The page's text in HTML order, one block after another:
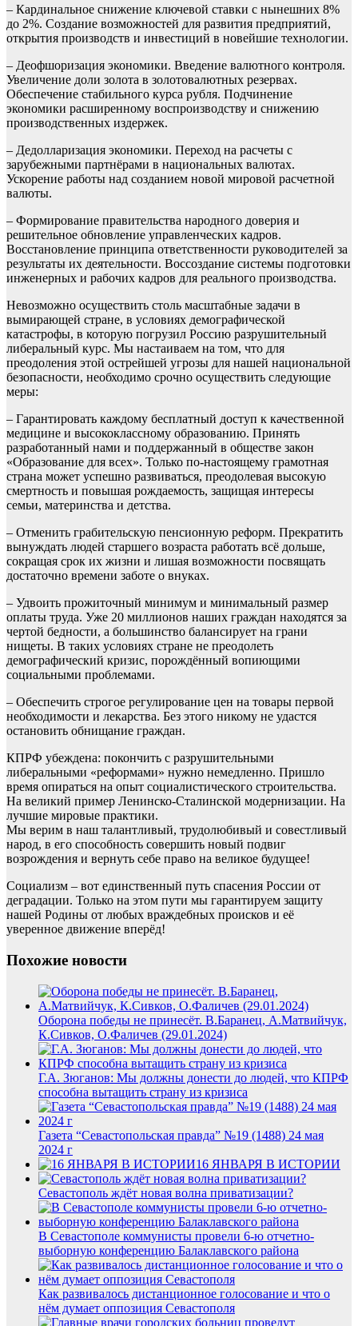
– Кардинальное снижение ключевой ставки с нынешних 8%
до 2%. Создание возможностей для развития предприятий,
открытия производств и инвестиций в новейшие технологии.
– Деофшоризация экономики. Введение валютного контроля.
Увеличение доли золота в золотовалютных резервах.
Обеспечение стабильного курса рубля. Подчинение
экономики расширенному воспроизводству и снижению
производственных издержек.
– Дедолларизация экономики. Переход на расчеты с
зарубежными партнёрами в национальных валютах.
Ускорение работы над созданием новой мировой расчетной
валюты.
– Формирование правительства народного доверия и
решительное обновление управленческих кадров.
Восстановление принципа ответственности руководителей за
результаты их деятельности. Воссоздание системы подготовки
инженерных и рабочих кадров для реального производства.
Невозможно осуществить столь масштабные задачи в
вымирающей стране, в условиях демографической
катастрофы, в которую погрузил Россию разрушительный
либеральный курс. Мы настаиваем на том, что для
преодоления этой острейшей угрозы для нашей национальной
безопасности, необходимо срочно осуществить следующие
меры:
– Гарантировать каждому бесплатный доступ к качественной
медицине и высококлассному образованию. Принять
разработанный нами и поддержанный в обществе закон
«Образование для всех». Только по-настоящему грамотная
страна может успешно развиваться, преодолевая высокую
смертность и повышая рождаемость, защищая интересы
семьи, материнства и детства.
– Отменить грабительскую пенсионную реформ. Прекратить
вынуждать людей старшего возраста работать всё дольше,
сокращая срок их жизни и лишая возможности посвящать
достаточно времени заботе о внуках.
– Удвоить прожиточный минимум и минимальный размер
оплаты труда. Уже 20 миллионов наших граждан находятся за
чертой бедности, а большинство балансирует на грани
нищеты. В таких условиях стране не преодолеть
демографический кризис, порождённый вопиющими
социальными проблемами.
– Обеспечить строгое регулирование цен на товары первой
необходимости и лекарства. Без этого никому не удастся
остановить обнищание граждан.
КПРФ убеждена: покончить с разрушительными
либеральными «реформами» нужно немедленно. Пришло
время опираться на опыт социалистического строительства.
На великий пример Ленинско-Сталинской модернизации. На
лучшие мировые практики.
Мы верим в наш талантливый, трудолюбивый и совестливый
народ, в его способность совершить новый подвиг
возрождения и вернуть себе право на великое будущее!
Социализм – вот единственный путь спасения России от
деградации. Только на этом пути мы гарантируем защиту
нашей Родины от любых враждебных происков и её
уверенное движение вперёд!
Похожие новости
Оборона победы не принесёт. В.Баранец, А.Матвийчук,
К.Сивков, О.Фаличев (29.01.2024)
Г.А. Зюганов: Мы должны донести до людей, что КПРФ
способна вытащить страну из кризиса
Газета “Севастопольская правда” №19 (1488) 24 мая
2024 г
16 ЯНВАРЯ В ИСТОРИИ
Севастополь ждёт новая волна приватизации?
В Севастополе коммунисты провели 6-ю отчетно-
выборную конференцию Балаклавского района
Как развивалось дистанционное голосование и что о
нём думает оппозиция Севастополя